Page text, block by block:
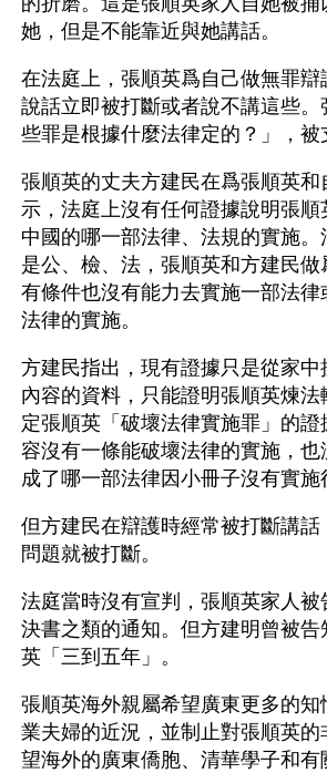
她，但是不能靠近與她講話。
在法庭上，張順英爲自己做無罪辯
說話立即被打斷或者說不講這些。
些罪是根據什麼法律定的？」，被
張順英的丈夫方建民在爲張順英和
示，法庭上沒有任何證據說明張順
中國的哪一部法律、法規的實施。
是公、檢、法，張順英和方建民做
有條件也沒有能力去實施一部法律
法律的實施。
方建民指出，現有證據只是從家中
內容的資料，只能證明張順英煉
定張順英「破壞法律實施罪」的證
容沒有一條能破壞法律的實施，也
成了哪一部法律因小冊子沒有實施
但方建民在辯護時經常被打斷講話
問題就被打斷。
法庭當時沒有宣判，張順英家人被
決書之類的通知。但方建明曾被
英「三到五年」。
張順英海外親屬希望廣東更多的知
業夫婦的近況，並制止對張順英
望海外的廣東僑胞、清華學子和有